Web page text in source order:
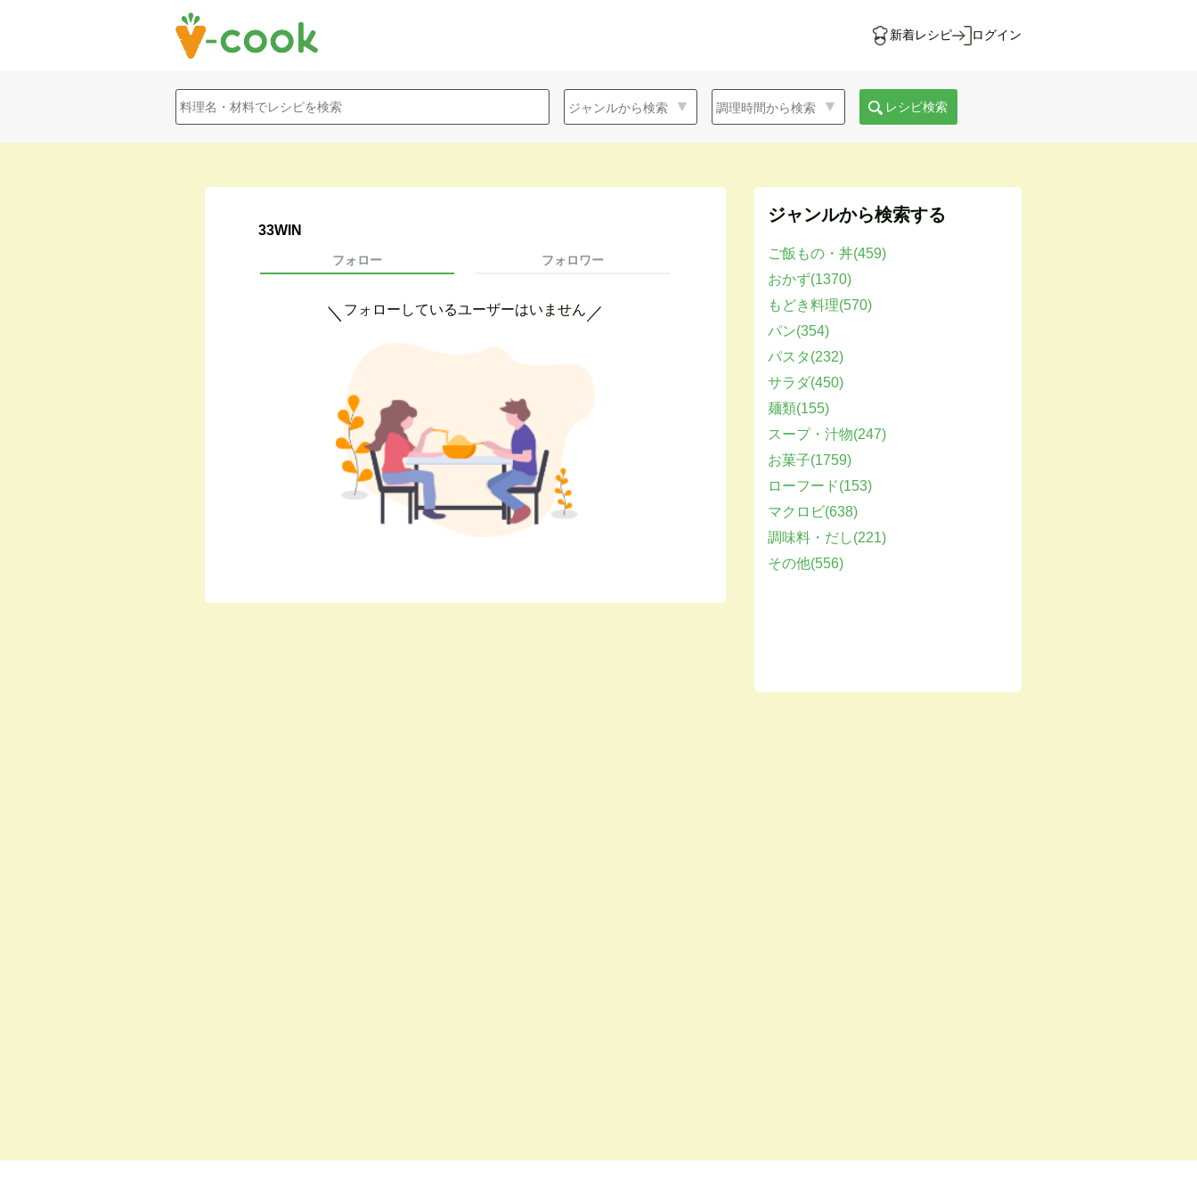
新着レシピ ログイン
レシピ検索
33WIN
フォロー フォロワー
＼ フォローしているユーザーはいません ／
ジャンルから検索する
ご飯もの・丼(459)
おかず(1370)
もどき料理(570)
パン(354)
パスタ(232)
サラダ(450)
麺類(155)
スープ・汁物(247)
お菓子(1759)
ローフード(153)
マクロビ(638)
調味料・だし(221)
その他(556)